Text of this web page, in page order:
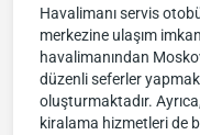
Havalimanı servis
merkezine ulaşım
havalimanından
düzenli seferler
oluşturmaktadır.
kiralama hizmetleri de